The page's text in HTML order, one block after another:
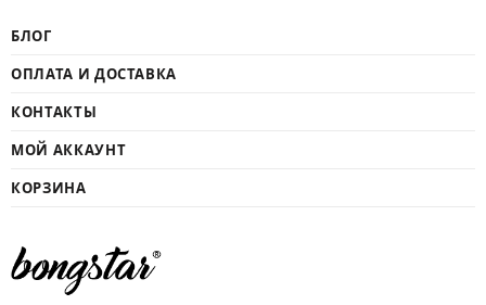
БЛОГ
ОПЛАТА И ДОСТАВКА
КОНТАКТЫ
МОЙ АККАУНТ
КОРЗИНА